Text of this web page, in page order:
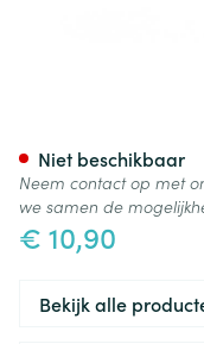
€ 10,90
Niet beschikbaar
Neem contact op met
we samen de
Bekijk alle